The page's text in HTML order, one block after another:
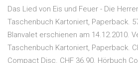
Das Lied von Eis und Feuer - Die
Taschenbuch Kartoniert, Paperback.
Blanvalet erschienen am 14.12.2010.
Taschenbuch Kartoniert, Paperback.
Compact Disc. CHF 36.90. Hörbuch